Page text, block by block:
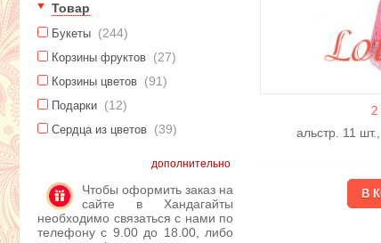
Товар
Букеты (244)
Корзины фруктов (27)
Корзины цветов (91)
Подарки (12)
Сердца из цветов (39)
дополнительно
Чтобы оформить заказ на
сайте в Хандагайты
необходимо связаться с нами по
телефону с 9.00 до 18.00, либо
2
альстр. 11